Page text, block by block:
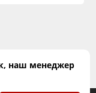
наш менеджер